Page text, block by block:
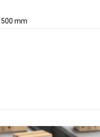
500 mm